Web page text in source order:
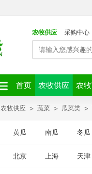
农牧供应 采购中心
首页 农牧供应 农
农牧供应 > 蔬菜 > 瓜菜类 >
黄瓜 南瓜 冬瓜
北京 上海 天津